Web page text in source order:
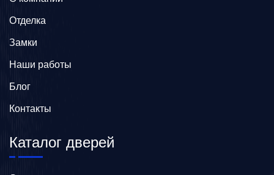
Отделка
Замки
Наши работы
Блог
Контакты
Каталог дверей